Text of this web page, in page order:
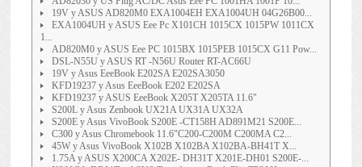
19V y ASUS AD820M0 EXA1004EH EXA1004UH 04G26B00...
EXA1004UH y ASUS Eee Pc X101CH 1015CX 1015PW 1011CX
1...
AD820M0 y ASUS Eee PC 1015BX 1015PEB 1015CX G11 Pow...
DSL-N55U y ASUS RT -N56U Router RT-AC66U
19V y Asus EeeBook E202SA E202SA3050
KFD19237 y Asus EeeBook E202 E202SA
KFD19237 y ASUS EeeBook X205T X205TA 11.6"
S200L y Asus Zenbook UX21A UX31A UX32A
S200E y Asus VivoBook S200E -CT158H AD891M21 S200E...
C300 y Asus Chromebook 11.6"C200-C200M C200MA C2...
45W y Asus VivoBook X102B X102BA X102BA-BH41T X...
1.75A y ASUS X200CA X202E- DH31T X201E-DH01 S200E-...